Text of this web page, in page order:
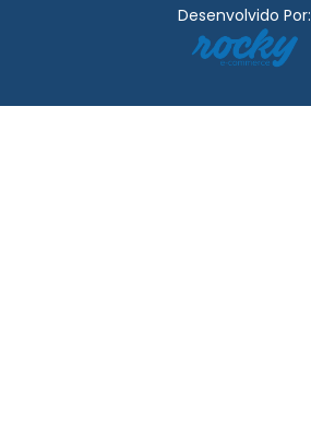
Desenvolvido Por: